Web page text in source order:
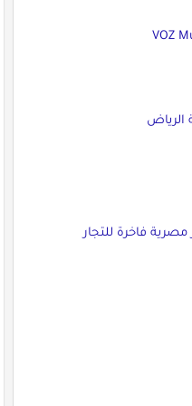
VOZ
الرياض
فاخرة للتجار